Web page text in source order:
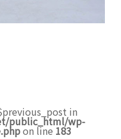
in
public_html/wp-
on line 183